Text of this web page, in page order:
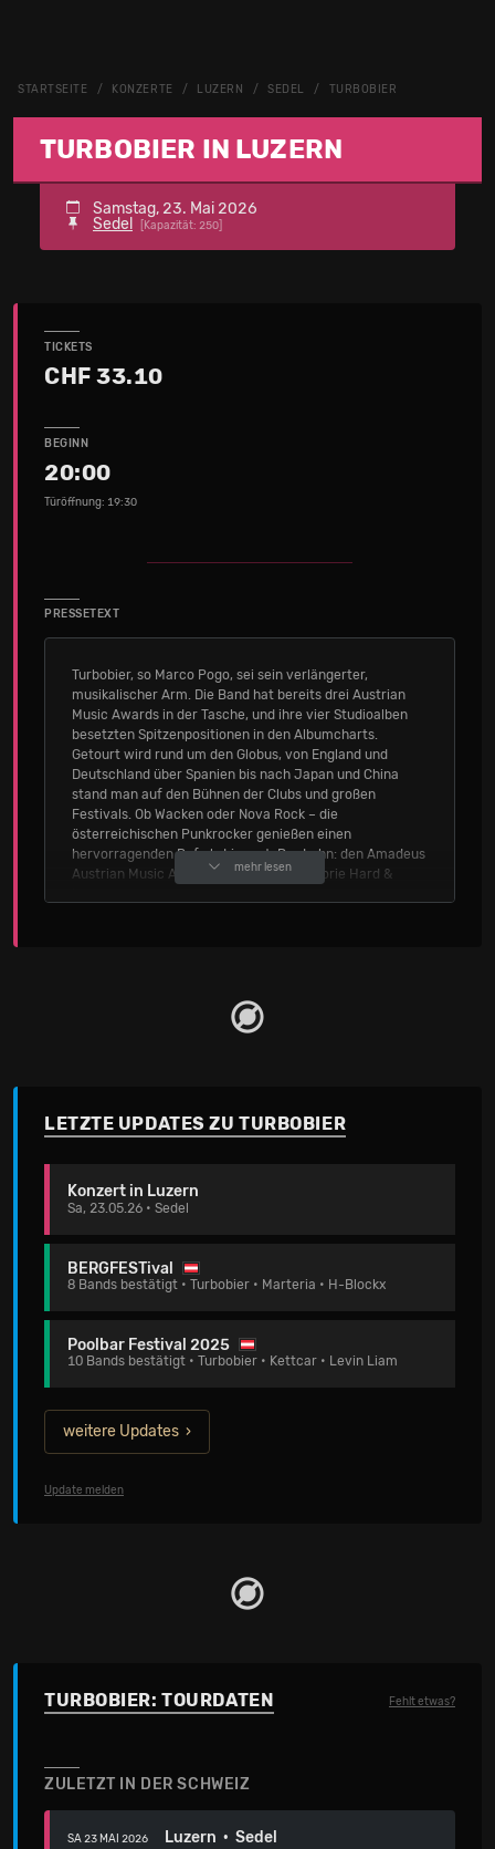
STARTSEITE KONZERTE LUZERN SEDEL TURBOBIER
TURBOBIER IN LUZERN
Samstag, 23. Mai 2026
Sedel
[Kapazität: 250]
TICKETS
CHF 33.10
BEGINN
20:00
Türöffnung: 19:30
PRESSETEXT
Turbobier, so Marco Pogo, sei sein verlängerter,
musikalischer Arm. Die Band hat bereits drei Austrian
Music Awards in der Tasche, und ihre vier Studioalben
besetzten Spitzenpositionen in den Albumcharts.
Getourt wird rund um den Globus, von England und
Deutschland über Spanien bis nach Japan und China
stand man auf den Bühnen der Clubs und großen
Festivals. Ob Wacken oder Nova Rock – die
österreichischen Punkrocker genießen einen
hervorragenden Ruf als Liveact. Der Lohn: den Amadeus
Austrian Music Award 2025 in der Kategorie Hard &
mehr lesen
LETZTE UPDATES ZU TURBOBIER
Konzert in Luzern
Sa, 23.05.26 • Sedel
BERGFESTival
8 Bands bestätigt • Turbobier • Marteria • H-Blockx
Poolbar Festival 2025
10 Bands bestätigt • Turbobier • Kettcar • Levin Liam
weitere Updates
Update melden
TURBOBIER: TOURDATEN Fehlt etwas?
ZULETZT IN DER SCHWEIZ
SA 23 MAI 2026 Luzern · Sedel